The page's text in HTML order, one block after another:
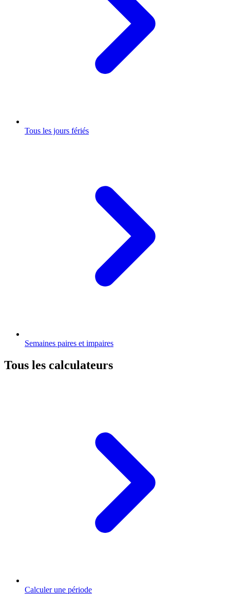
Tous les jours fériés
Semaines paires et impaires
Tous les calculateurs
Calculer une période